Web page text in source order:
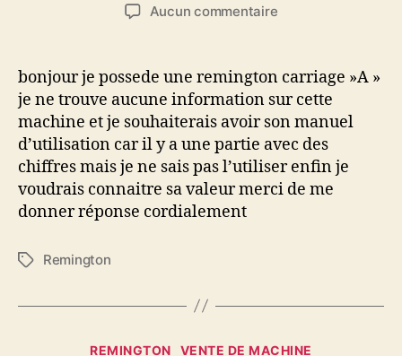
l’article
Aucun commentairesur
bonjour je possede une remington carriage »A »
je ne trouve aucune information sur cette
machine et je souhaiterais avoir son manuel
d’utilisation car il y a une partie avec des
chiffres mais je ne sais pas l’utiliser enfin je
voudrais connaitre sa valeur merci de me
donner réponse cordialement
Étiquettes
Remington
Catégories
REMINGTON VENTE DE MACHINE